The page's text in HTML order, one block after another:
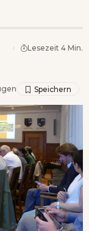
Lesezeit 4 Min.